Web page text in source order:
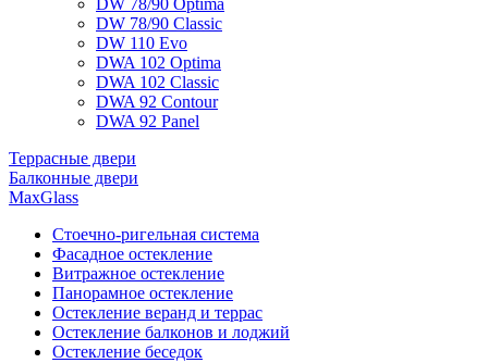
DW 78/90 Optima
DW 78/90 Classic
DW 110 Evo
DWA 102 Optima
DWA 102 Classic
DWA 92 Contour
DWA 92 Panel
Террасные двери
Балконные двери
MaxGlass
Стоечно-ригельная система
Фасадное остекление
Витражное остекление
Панорамное остекление
Остекление веранд и террас
Остекление балконов и лоджий
Остекление беседок